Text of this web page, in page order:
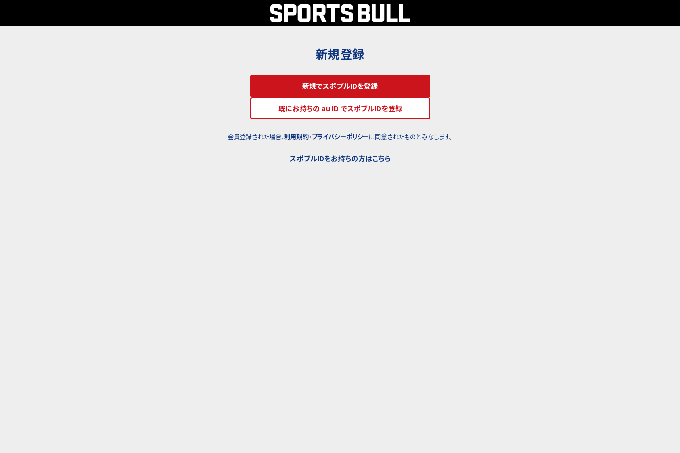
新規登録
新規でスポブルIDを登録
既にお持ちの au ID でスポブルIDを登録
会員登録された場合、利用規約・プライバシーポリシーに同意されたものとみなします。
スポブルIDをお持ちの方はこちら